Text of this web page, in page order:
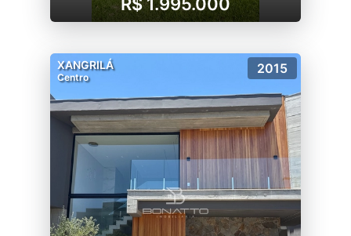
XANGRILÁ
Centro
2015